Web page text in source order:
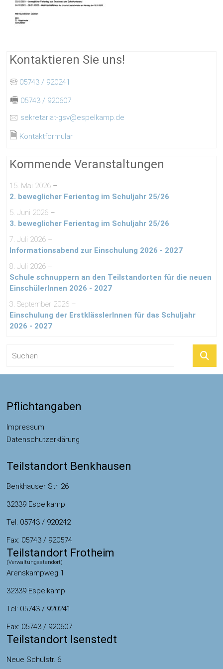
Kontaktieren Sie uns!
🕾 05743 / 920241
🖷 05743 / 920607
🖂 sekretariat-gsv@espelkamp.de
🗎 Kontaktformular
Kommende Veranstaltungen
15. Mai 2026 –
2. beweglicher Ferientag im Schuljahr 25/26
5. Juni 2026 –
3. beweglicher Ferientag im Schuljahr 25/26
7. Juli 2026 –
Informationsabend zur Einschulung 2026 - 2027
8. Juli 2026 –
Schule schnuppern an den Teilstandorten für die neuen
EinschülerInnen 2026 - 2027
3. September 2026 –
Einschulung der ErstklässlerInnen für das Schuljahr
2026 - 2027
Pflichtangaben
Impressum
Datenschutzerklärung
Teilstandort Benkhausen
Benkhauser Str. 26
32339 Espelkamp
Tel: 05743 / 920242
Fax: 05743 / 920574
Teilstandort Frotheim
(Verwaltungsstandort)
Arenskampweg 1
32339 Espelkamp
Tel: 05743 / 920241
Fax: 05743 / 920607
Teilstandort Isenstedt
Neue Schulstr. 6